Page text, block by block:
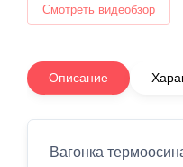
Смотреть видеобзор
Описание
Вагонка